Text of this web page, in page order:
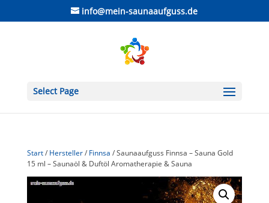
info@mein-saunaaufguss.de
Select Page
Start/ Hersteller/ Finnsa / Saunaaufguss Finnsa – Sauna Gold
15 ml – Saunaöl & Duftöl Aromatherapie & Sauna